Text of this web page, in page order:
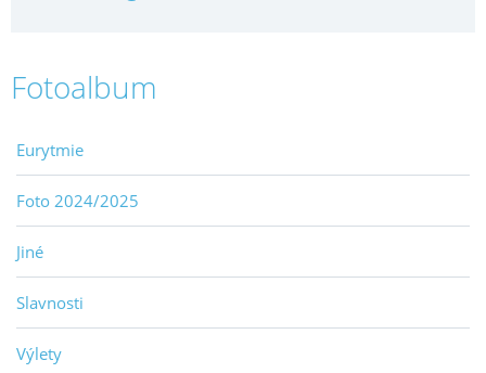
Fotoalbum
Eurytmie
Foto 2024/2025
Jiné
Slavnosti
Výlety